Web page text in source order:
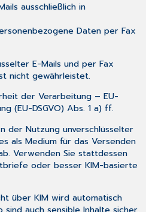
ausschließlich in
Daten per Fax
E-Mails und per Fax
nicht gewährleistet.
der Verarbeitung – EU-
(EU-DSGVO) Abs. 1 a) ff.
der Nutzung unverschlüsselter
als Medium für das Versenden
Verwenden Sie stattdessen
oder besser KIM-basierte
über KIM wird automatisch